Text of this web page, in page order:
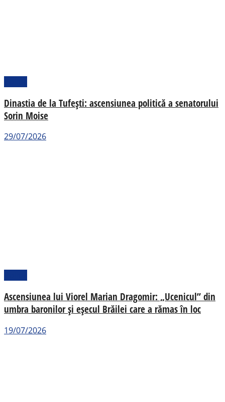
Dinastia de la Tufești: ascensiunea politică a senatorului
Sorin Moise
29/07/2026
Ascensiunea lui Viorel Marian Dragomir: „Ucenicul” din
umbra baronilor și eșecul Brăilei care a rămas în loc
19/07/2026